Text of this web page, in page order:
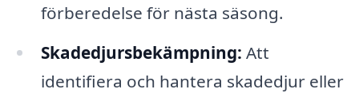
förberedelse för nästa säsong.
Skadedjursbekämpning: Att
identifiera och hantera skadedjur eller